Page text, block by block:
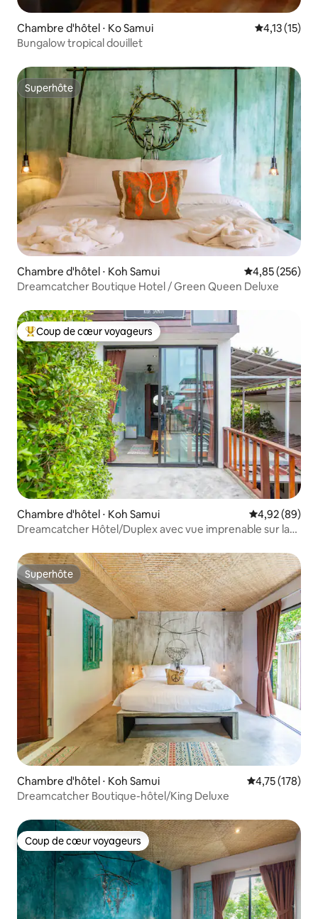
Chambre d'hôtel ⋅ Ko Samui Évaluation
4,13 (15)
Bungalow tropical douillet
Superhôte
Superhôte
Chambre d'hôtel ⋅ Koh Samui Évaluation
4,85 (256)
Dreamcatcher Boutique Hotel / Green Queen Deluxe
Coups de cœur voyageurs les plus appréciés
Coup de cœur voyageurs
Chambre d'hôtel ⋅ Koh Samui Évaluation
4,92 (89)
Dreamcatcher Hôtel/Duplex avec vue imprenable sur la
Superhôte
Superhôte
Chambre d'hôtel ⋅ Koh Samui Évaluation
4,75 (178)
Dreamcatcher Boutique-hôtel/King Deluxe
Coup de cœur voyageurs
Coup de cœur voyageurs